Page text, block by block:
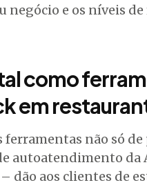
negócio e os níveis
como
em
ferramentas não só de
autoatendimento da
dão aos clientes de